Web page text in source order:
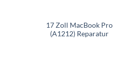
17 Zoll MacBook Pro
(A1212) Reparatur